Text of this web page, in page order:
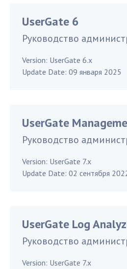
UserGate 6
Руководство
Version: UserGate 6.x
Update Date: 09 января 2025
UserGate
Руководство
Version: UserGate 7.x
Update Date: 02 сентября
UserGate Log
Руководство
Version: UserGate 7.x